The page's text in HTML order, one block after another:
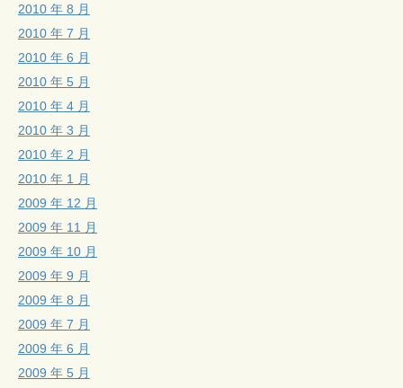
2010 年 8 月
2010 年 7 月
2010 年 6 月
2010 年 5 月
2010 年 4 月
2010 年 3 月
2010 年 2 月
2010 年 1 月
2009 年 12 月
2009 年 11 月
2009 年 10 月
2009 年 9 月
2009 年 8 月
2009 年 7 月
2009 年 6 月
2009 年 5 月